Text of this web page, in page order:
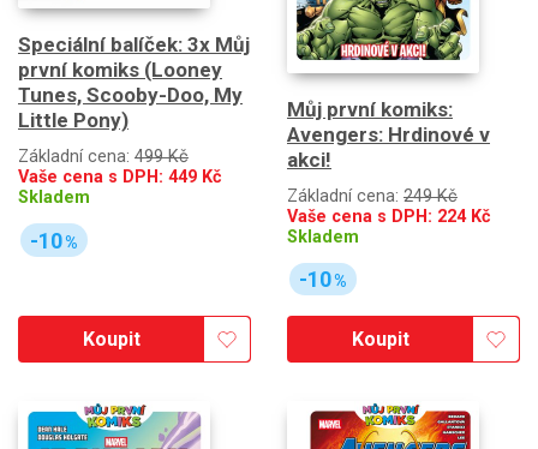
Speciální balíček: 3x Můj
první komiks (Looney
Tunes, Scooby-Doo, My
Little Pony)
Základní cena: 499 Kč
Vaše cena s DPH: 449 Kč
Skladem
-10%
Koupit
Můj první komiks:
Avengers: Hrdinové v
akci!
Základní cena: 249 Kč
Vaše cena s DPH: 224Kč
Skladem
-10%
Koupit